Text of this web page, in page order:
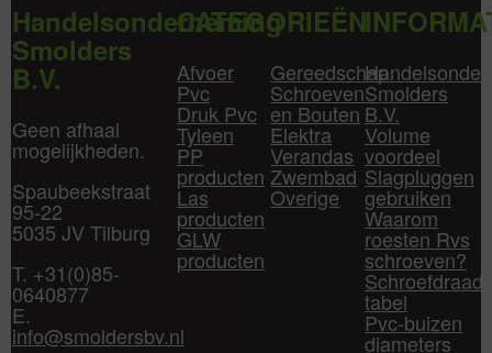
Handelsonderneming
Smolders
B.V.
Geen afhaal
mogelijkheden.
Spaubeekstraat
95-22
5035 JV Tilburg
T. +31(0)85-
0640877
E.
info@smoldersbv.nl
CATEGORIEËN
Afvoer
Pvc
Druk Pvc
Tyleen
PP
producten
Las
producten
GLW
producten
Gereedschap
Schroeven
en Bouten
Elektra
Verandas
Zwembad
Overige
Smolders
B.V.
Volume
voordeel
Slagpluggen
gebruiken
Waarom
roesten Rvs
schroeven?
Schroefdraad
tabel
Pvc-buizen
diameters